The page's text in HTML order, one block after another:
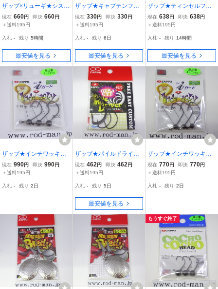
ザップ×リューギ★システ
ムフックRPZスタンダー
ド★#2/0
現在 660円 即決 660円
＋送料195円
入札 - 残り 5時間
最安値を見る
ザップ★キャプテンフッ
ク★#1
現在 330円 即決 330円
＋送料195円
入札 - 残り 6日
最安値を見る
ザップ★ティンセルフッ
ク★#1★O.K.ピンクパー
プル
現在 638円 即決 638円
＋送料195円
入札 - 残り 14時間
最安値を見る
ザップ★インチワッキー
キングコブラアイガード
★#1/16oz (1.8g)★エコ認
現在 990円 即決 990円
＋送料195円
入札 - 残り 2日
ザップ★パイルドライバ
ーデカアイ★#2/0
現在 462円 即決 462円
＋送料195円
入札 - 残り 5日
最安値を見る
ザップ★インチワッキー
キングコブラアイガード
★#1/32oz (0.9g)★エコ認
現在 770円 即決 770円
＋送料195円
入札 - 残り 2日
もうすぐ終了